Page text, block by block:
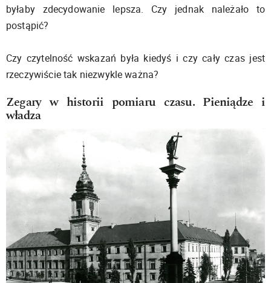
byłaby zdecydowanie lepsza. Czy jednak należało to
postąpić?
Czy czytelność wskazań była kiedyś i czy cały czas jest
rzeczywiście tak niezwykle ważna?
Zegary w historii pomiaru czasu. Pieniądze i
władza